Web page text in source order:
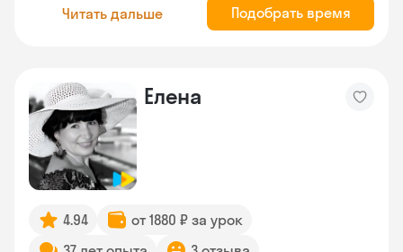
Читать дальше Подобрать время
Елена
4.94
от 1880 ₽ за урок